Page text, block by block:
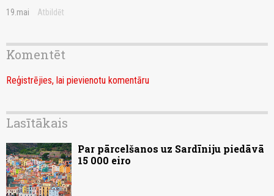
19.mai Atbildēt
Komentēt
Reģistrējies, lai pievienotu komentāru
Lasītākais
Par pārcelšanos uz Sardīniju piedāvā
15 000 eiro